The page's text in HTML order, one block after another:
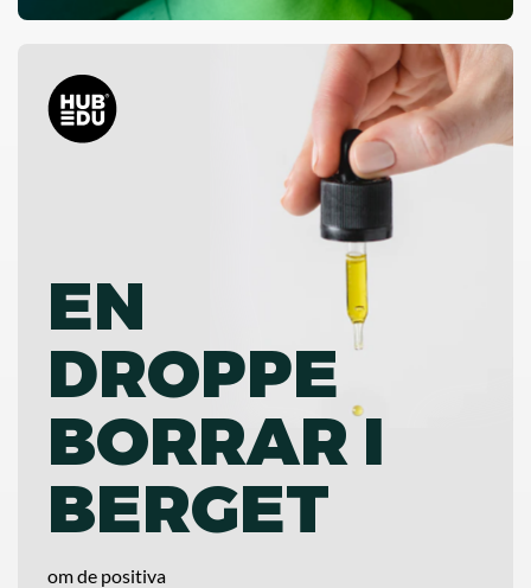
EN
DROPPE
BORRAR I
BERGET
om de positiva